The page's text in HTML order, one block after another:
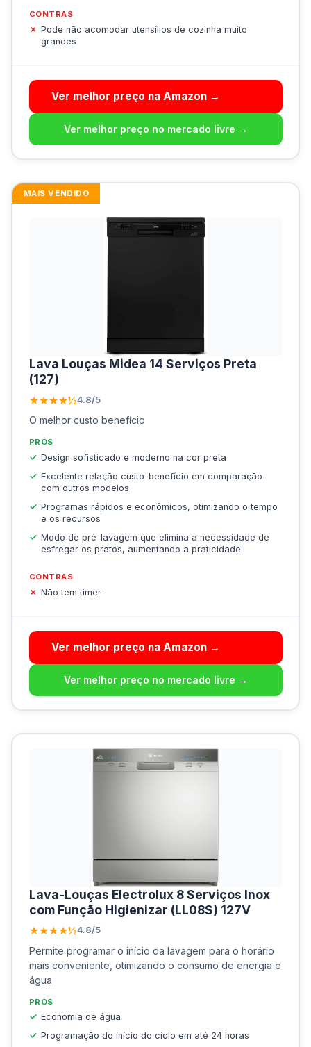
CONTRAS
Pode não acomodar utensílios de cozinha muito
grandes
Ver melhor preço na Amazon →
Ver melhor preço no mercado livre →
MAIS VENDIDO
Lava Louças Midea 14 Serviços Preta
(127)
★★★★½4.8/5
O melhor custo benefício
PRÓS
Design sofisticado e moderno na cor preta
Excelente relação custo-benefício em comparação
com outros modelos
Programas rápidos e econômicos, otimizando o tempo
e os recursos
Modo de pré-lavagem que elimina a necessidade de
esfregar os pratos, aumentando a praticidade
CONTRAS
Não tem timer
Ver melhor preço na Amazon →
Ver melhor preço no mercado livre →
Lava-Louças Electrolux 8 Serviços Inox
com Função Higienizar (LL08S) 127V
★★★★½4.8/5
Permite programar o início da lavagem para o horário
mais conveniente, otimizando o consumo de energia e
água
PRÓS
Economia de água
Programação do início do ciclo em até 24 horas